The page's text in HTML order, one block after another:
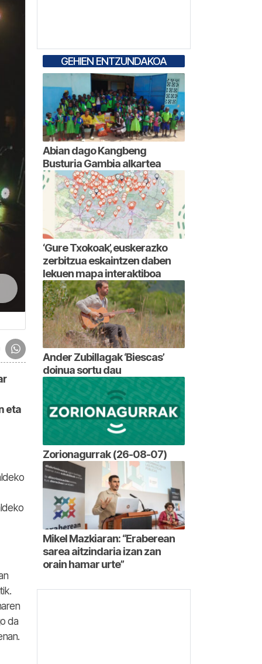
eta
da
GEHIEN ENTZUNDAKOA
Abian dago Kangbeng
Busturia Gambia alkartea
‘Gure Txokoak’, euskerazko
zerbitzua eskaintzen daben
lekuen mapa interaktiboa
Ander Zubillagak ‘Biescas’
doinua sortu dau
Zorionagurrak (26-08-07)
Mikel Mazkiaran: “Eraberean
sarea aitzindaria izan zan
orain hamar urte”